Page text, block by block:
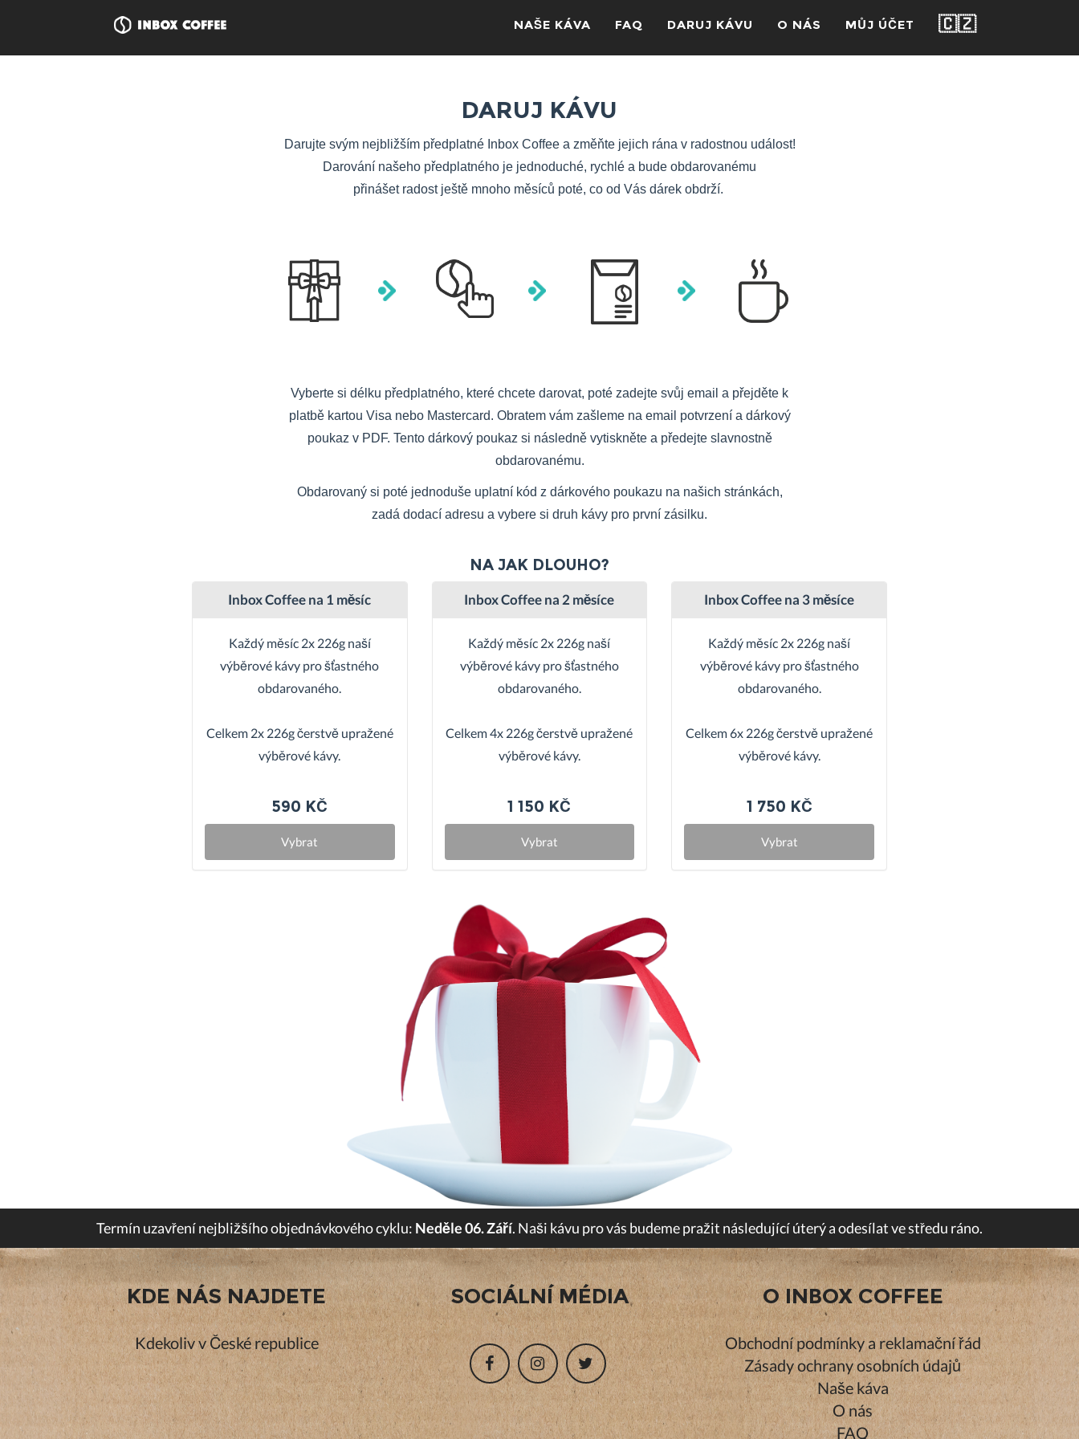
NAŠE KÁVA FAQ DARUJ KÁVU O NÁS MŮJ ÚČET 🇨🇿
DARUJ KÁVU
Darujte svým nejbližším předplatné Inbox Coffee a změňte jejich rána v radostnou událost!
Darování našeho předplatného je jednoduché, rychlé a bude obdarovanému
přinášet radost ještě mnoho měsíců poté, co od Vás dárek obdrží.
Vyberte si délku předplatného, které chcete darovat, poté zadejte svůj email a přejděte k
platbě kartou Visa nebo Mastercard. Obratem vám zašleme na email potvrzení a dárkový
poukaz v PDF. Tento dárkový poukaz si následně vytiskněte a předejte slavnostně
obdarovanému.
Obdarovaný si poté jednoduše uplatní kód z dárkového poukazu na našich stránkách,
zadá dodací adresu a vybere si druh kávy pro první zásilku.
NA JAK DLOUHO?
Inbox Coffee na 1 měsíc
Každý měsíc 2x 226g naší
výběrové kávy pro šťastného
obdarovaného.
Celkem 2x 226g čerstvě upražené
výběrové kávy.
590 KČ
Vybrat
Inbox Coffee na 2 měsíce
Každý měsíc 2x 226g naší
výběrové kávy pro šťastného
obdarovaného.
Celkem 4x 226g čerstvě upražené
výběrové kávy.
1 150 KČ
Vybrat
Inbox Coffee na 3 měsíce
Každý měsíc 2x 226g naší
výběrové kávy pro šťastného
obdarovaného.
Celkem 6x 226g čerstvě upražené
výběrové kávy.
1 750 KČ
Vybrat
Termín uzavření nejbližšího objednávkového cyklu: Neděle 06. Září. Naši kávu pro vás budeme pražit následující úterý a odesílat ve středu ráno.
KDE NÁS NAJDETE
Kdekoliv v České republice
SOCIÁLNÍ MÉDIA O INBOX COFFEE
Obchodní podmínky a reklamační řád
Zásady ochrany osobních údajů
Naše káva
O nás
FAQ